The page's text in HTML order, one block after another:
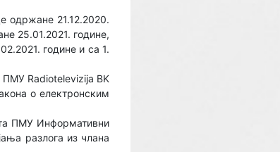
одржане 21.12.2020.
25.01.2021. године,
године и са 1.
ПМУ Radiotelevizija BK
о електронским
ПМУ Информативни
разлога из члана